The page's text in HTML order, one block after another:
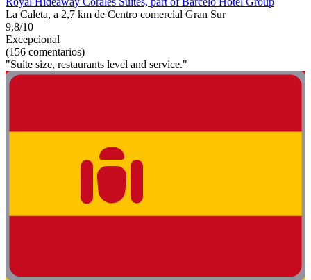
La Caleta, a 2,7 km de Centro comercial Gran Sur
9,8/10
Excepcional
(156 comentarios)
"Suite size, restaurants level and service."